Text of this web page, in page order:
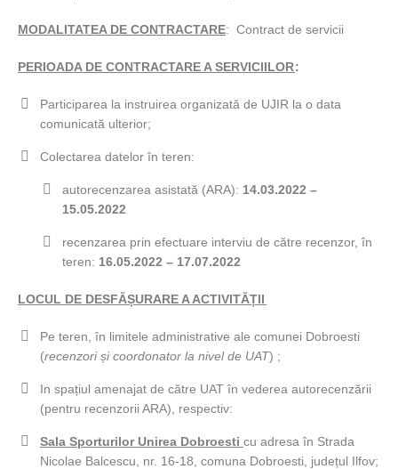
MODALITATEA DE CONTRACTARE: Contract de servicii
PERIOADA DE CONTRACTARE A SERVICIILOR:
Participarea la instruirea organizată de UJIR la o data
comunicată ulterior;
Colectarea datelor în teren:
autorecenzarea asistată (ARA): 14.03.2022 –
15.05.2022
recenzarea prin efectuare interviu de către recenzor, în
teren: 16.05.2022 – 17.07.2022
LOCUL DE DESFĂȘURARE A ACTIVITĂȚII
Pe teren, în limitele administrative ale comunei Dobroesti
(recenzori și coordonator la nivel de UAT) ;
In spațiul amenajat de către UAT în vederea autorecenzării
(pentru recenzorii ARA), respectiv:
Sala Sporturilor Unirea Dobroesti cu adresa în Strada
Nicolae Balcescu, nr. 16-18, comuna Dobroesti, județul Ilfov;